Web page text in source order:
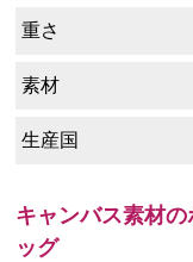
重さ
素材
生産国
キャンバス素材
ッグ